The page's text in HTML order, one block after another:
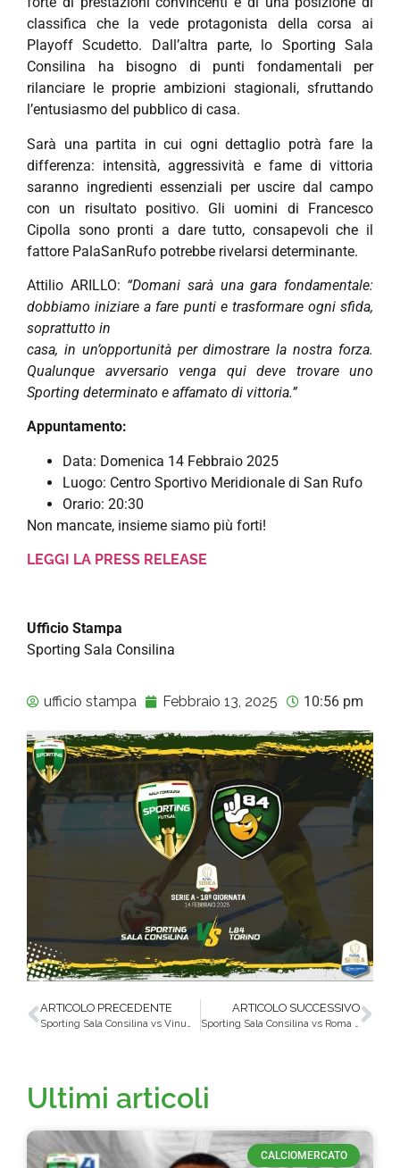
classifica che la vede protagonista della corsa ai
Playoff Scudetto. Dall’altra parte, lo Sporting Sala
Consilina ha bisogno di punti fondamentali per
rilanciare le proprie ambizioni stagionali, sfruttando
l’entusiasmo del pubblico di casa.
Sarà una partita in cui ogni dettaglio potrà fare la
differenza: intensità, aggressività e fame di vittoria
saranno ingredienti essenziali per uscire dal campo
con un risultato positivo. Gli uomini di Francesco
Cipolla sono pronti a dare tutto, consapevoli che il
fattore PalaSanRufo potrebbe rivelarsi determinante.
Attilio ARILLO: “Domani sarà una gara fondamentale:
dobbiamo iniziare a fare punti e trasformare ogni sfida,
soprattutto in
casa, in un’opportunità per dimostrare la nostra forza.
Qualunque avversario venga qui deve trovare uno
Sporting determinato e affamato di vittoria.”
Appuntamento:
Data: Domenica 14 Febbraio 2025
Luogo: Centro Sportivo Meridionale di San Rufo
Orario: 20:30
Non mancate, insieme siamo più forti!
LEGGI LA PRESS RELEASE
Ufficio Stampa
Sporting Sala Consilina
ufficio stampa Febbraio 13, 2025 10:56 pm
ARTICOLO PRECEDENTE
Sporting Sala Consilina vs Vinumitaly Petrarca, obiettivo rivincita: i draghi pronti a infiammare San Rufo!
ARTICOLO SUCCESSIVO
Sporting Sala Consilina vs Roma 1927 Futsal, una nuova battaglia in casa per tornare a vincere!
Ultimi articoli
CALCIOMERCATO